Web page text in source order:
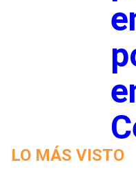
LO MÁS VISTO